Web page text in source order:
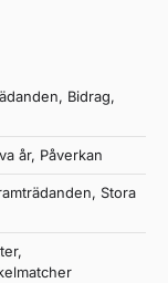
Bidrag,
år, Påverkan
Stora